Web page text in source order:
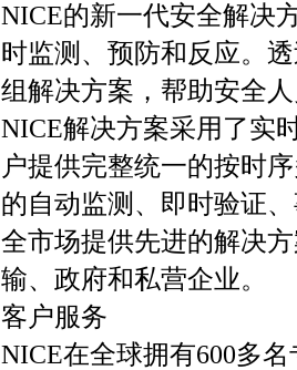
NICE的新一代安全解决
时监测、预防和反应。
组解决方案，帮助安全
NICE解决方案采用了实
户提供完整统一的按时
的自动监测、即时验证
全市场提供先进的解决
输、政府和私营企业。
客户服务
NICE在全球拥有600多